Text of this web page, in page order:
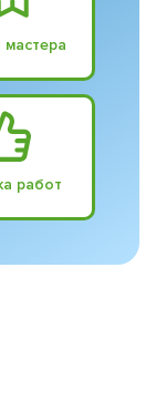
работ